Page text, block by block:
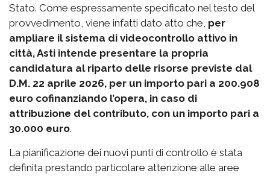
Stato. Come espressamente specificato nel testo del
provvedimento, viene infatti dato atto che, per
ampliare il sistema di videocontrollo attivo in
città, Asti intende presentare la propria
candidatura al riparto delle risorse previste dal
D.M. 22 aprile 2026, per un importo pari a 200.908
euro cofinanziando l’opera, in caso di
attribuzione del contributo, con un importo pari a
30.000 euro.
La pianificazione dei nuovi punti di controllo è stata
definita prestando particolare attenzione alle aree